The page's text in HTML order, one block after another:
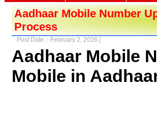
Aadhaar Mobile Number
Process
Post Date :- February 2, 2026 |
Aadhaar Mobile
Mobile in